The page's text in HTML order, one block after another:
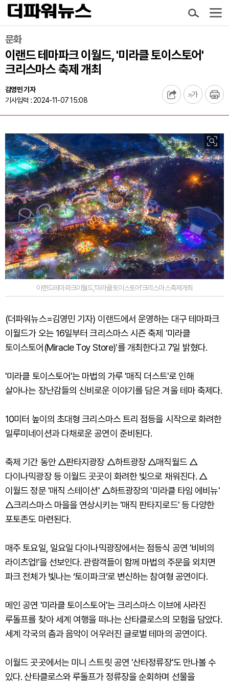
문화
이랜드 테마파크 이월드, '미라클 토이스토어'
크리스마스 축제 개최
김영민 기자
기사입력 : 2024-11-07 15:08
이랜드테마파크이월드,'미라클토이스토어'크리스마스축제개최
(더파워뉴스=김영민 기자) 이랜드에서 운영하는 대구 테마파크
이월드가 오는 16일부터 크리스마스 시즌 축제 '미라클
토이스토어(Miracle Toy Store)'를 개최한다고 7일 밝혔다.
'미라클 토이스토어'는 마법의 가루 '매직 더스트'로 인해
살아나는 장난감들의 신비로운 이야기를 담은 겨울 테마 축제다.
10미터 높이의 초대형 크리스마스 트리 점등을 시작으로 화려한
일루미네이션과 다채로운 공연이 준비된다.
축제 기간 동안 △판타지광장 △하트광장 △매직월드 △
다이나믹광장 등 이월드 곳곳이 화려한 빛으로 채워진다. △
이월드 정문 '매직 스테이션' △하트광장의 '미라클 타임 에비뉴'
△크리스마스 마을을 연상시키는 '매직 판타지로드' 등 다양한
포토존도 마련된다.
매주 토요일, 일요일 다이나믹광장에서는 점등식 공연 '비비의
라이츠업!'을 선보인다. 관람객들이 함께 마법의 주문을 외치면
파크 전체가 빛나는 ‘토이파크’로 변신하는 참여형 공연이다.
메인 공연 '미라클 토이스토어'는 크리스마스 이브에 사라진
루돌프를 찾아 세계 여행을 떠나는 산타클로스의 모험을 담았다.
세계 각국의 춤과 음악이 어우러진 글로벌 테마의 공연이다.
이월드 곳곳에서는 미니 스트릿 공연 '산타정류장'도 만나볼 수
있다. 산타클로스와 루돌프가 정류장을 순회하며 선물을